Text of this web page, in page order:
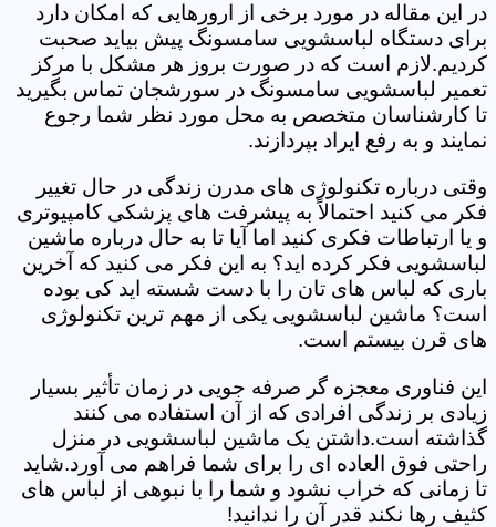
در این مقاله در مورد برخی از ارورهایی که امکان دارد
برای دستگاه لباسشویی سامسونگ پیش بیاید صحبت
کردیم.لازم است که در صورت بروز هر مشکل با مرکز
تعمیر لباسشویی سامسونگ در سورشجان تماس بگیرید
تا کارشناسان متخصص به محل مورد نظر شما رجوع
نمایند و به رفع ایراد بپردازند.
وقتی درباره تکنولوژی های مدرن زندگی در حال تغییر
فکر می کنید احتمالاً به پیشرفت های پزشکی کامپیوتری
و یا ارتباطات فکری کنید اما آیا تا به حال درباره ماشین
لباسشویی فکر کرده اید؟ به این فکر می کنید که آخرین
باری که لباس های تان را با دست شسته اید کی بوده
است؟ ماشین لباسشویی یکی از مهم ترین تکنولوژی
های قرن بیستم است.
این فناوری معجزه گر صرفه جویی در زمان تأثیر بسیار
زیادی بر زندگی افرادی که از آن استفاده می کنند
گذاشته است.داشتن یک ماشین لباسشویی در منزل
راحتی فوق العاده ای را برای شما فراهم می آورد.شاید
تا زمانی که خراب نشود و شما را با نبوهی از لباس های
کثیف رها نکند قدر آن را ندانید!